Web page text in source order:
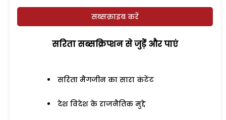
सब्सक्राइब करें
सरिता सब्सक्रिप्शन से जुड़ेें और पाएं
सरिता मैगजीन का सारा कंटेंट
देश विदेश के राजनैतिक मुद्दे